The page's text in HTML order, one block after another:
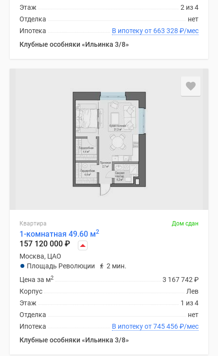
2 из 4
Этаж
нет
Отделка
В ипотеку от 663 328 ₽/мес
Ипотека
Клубные особняки «Ильинка 3/8»
Квартира Дом сдан
1-комнатная 49.60 м2
157 120 000 ₽
Москва, ЦАО
Площадь Революции
2 мин.
3 167 742 ₽
Цена за м2
Лев
Корпус
1 из 4
Этаж
нет
Отделка
В ипотеку от 745 456₽/мес
Ипотека
Клубные особняки «Ильинка 3/8»